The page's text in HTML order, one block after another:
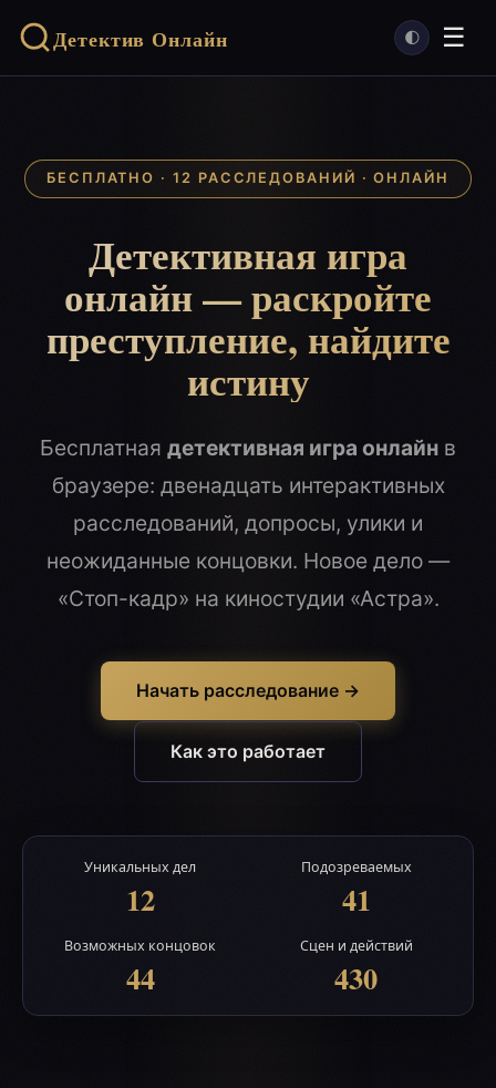
Детектив Онлайн 🌓 ☰
БЕСПЛАТНО · 12 РАССЛЕДОВАНИЙ · ОНЛАЙН
Детективная игра
онлайн — раскройте
преступление, найдите
истину
Бесплатная детективная игра онлайн в
браузере: двенадцать интерактивных
расследований, допросы, улики и
неожиданные концовки. Новое дело —
«Стоп-кадр» на киностудии «Астра».
Начать расследование →
Как это работает
Уникальных дел
12
Подозреваемых
41
Возможных концовок
44
Сцен и действий
430